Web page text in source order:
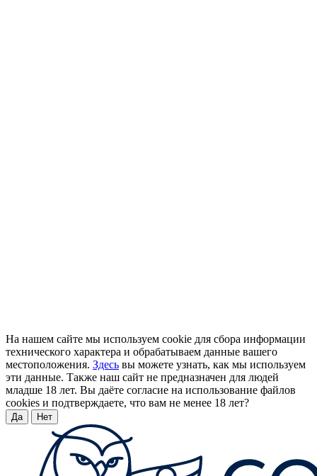
На нашем сайте мы используем cookie для сбора информации
технического характера и обрабатываем данные вашего
местоположения. Здесь вы можете узнать, как мы используем
эти данные. Также наш сайт не предназначен для людей
младше 18 лет. Вы даёте согласие на использование файлов
cookies и подтверждаете, что вам не менее 18 лет?
Да Нет